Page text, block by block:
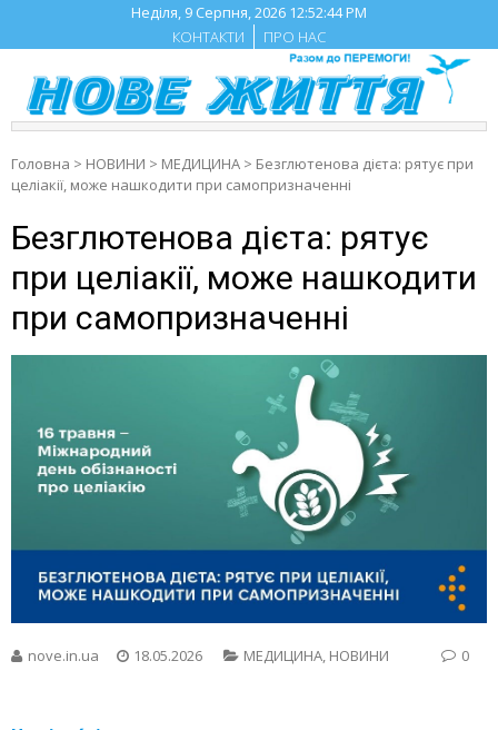
content
Неділя, 9 Серпня, 2026 12:52:45 PM
КОНТАКТИ
ПРО НАС
Головна > НОВИНИ > МЕДИЦИНА > Безглютенова дієта: рятує при
целіакії, може нашкодити при самопризначенні
Безглютенова дієта: рятує
при целіакії, може нашкодити
при самопризначенні
nove.in.ua 18.05.2026 МЕДИЦИНА НОВИНИ 0